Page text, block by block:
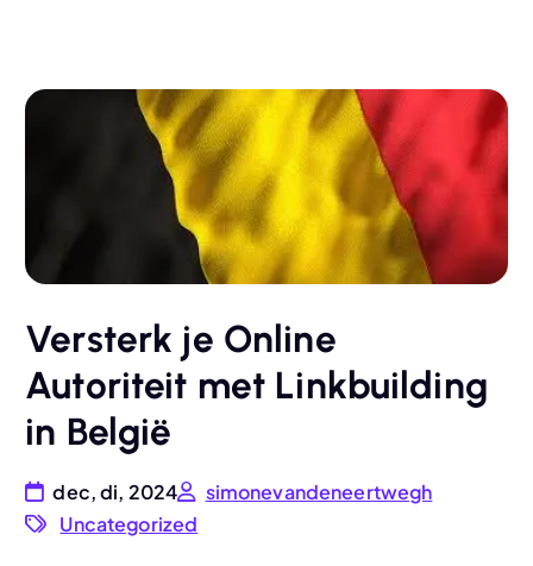
Versterk je Online
Autoriteit met Linkbuilding
in België
dec, di, 2024
simonevandeneertwegh
Uncategorized